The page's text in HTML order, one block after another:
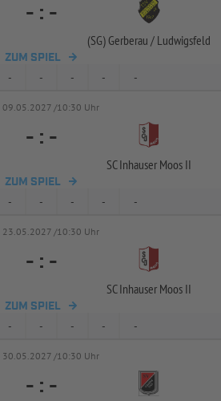
- : -
(SG) Gerberau / Ludwigsfeld
ZUM SPIEL
- - - - -
09.05.2027 /10:30 Uhr
- : -
SC Inhauser Moos II
ZUM SPIEL
- - - - -
23.05.2027 /10:30 Uhr
- : -
SC Inhauser Moos II
ZUM SPIEL
- - - - -
30.05.2027 /10:30 Uhr
- : -